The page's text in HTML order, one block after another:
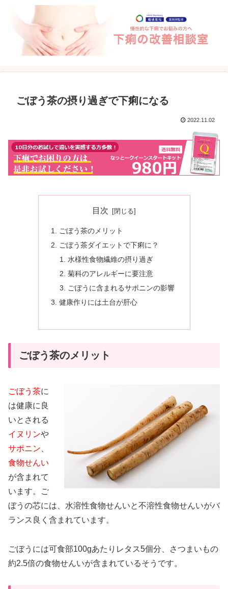
ごぼう茶の摂り過ぎで下痢になる
2022.11.02
目次
ごぼう茶のメリット
ごぼう茶ダイエットで下痢に？
水様性食物繊維の摂り過ぎ
菊科のアレルギーに要注意
ごぼうに含まれるサポニンの影響
健康作りには土台が肝心
ごぼう茶のメリット
ごぼう茶に
は健康に良
いとされる
イヌリンや
サポニン
食物せんい
が含まれて
います。ご
ぼうの芯には、水溶性食物せんいと不溶性食物せんいがバ
ランス良く含まれています。
ごぼうには可食部100gあたりレタス5個分、さつまいもの
約2.5倍の食物せんいが含まれているそうです。